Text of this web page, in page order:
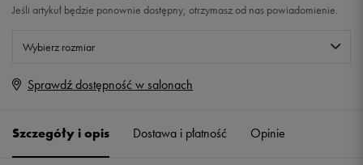
Jeśli artykuł będzie ponownie dostępny, otrzymasz od nas powiadomienie.
Wybierz rozmiar
Rozmiary EU
ONE SIZE
Sprawdź dostępność w salonach
Szczegóły i opis Dostawa i płatność Opinie